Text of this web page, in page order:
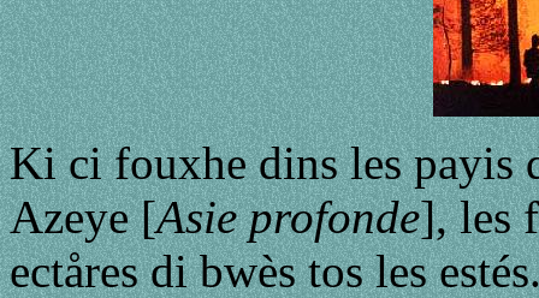
Ki ci fouxhe dins les payis
Azeye [Asie profonde], les
ectåres di bwès tos les